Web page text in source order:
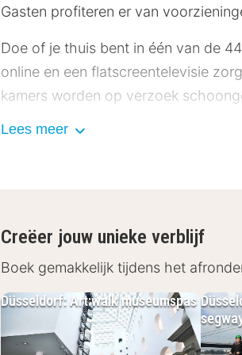
Gasten profiteren er van
Doe of je thuis bent in één van de
online en een flatscreentelevisie
kamers worden op verzoek
Afstanden worden weergegeven tot
zijn:Düsseldorf International Airport
voor Apartment Hotel an der Kö is
op 5 min. rijden van
Vlak bij Königsallee
Lees meer
Creëer jouw unieke verblijf
Boek gemakkelijk tijdens het
Düsseldorf: Art:walk museumspas